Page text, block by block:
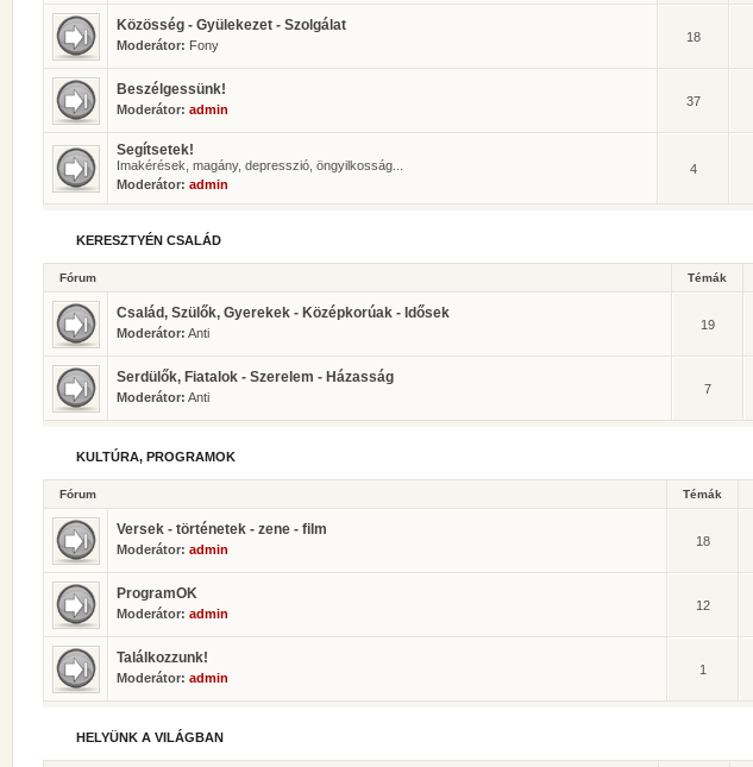
Közösség - Gyülekezet - Szolgálat
Moderátor: Fony
18
Beszélgessünk!
Moderátor: admin
37
Segítsetek!
Imakérések, magány, depresszió, öngyilkosság...
Moderátor: admin
4
KERESZTYÉN CSALÁD
Fórum Témák
Család, Szülők, Gyerekek - Középkorúak - Idősek
Moderátor: Anti
19
Serdülők, Fiatalok - Szerelem - Házasság
Moderátor: Anti
7
KULTÚRA, PROGRAMOK
Fórum Témák
Versek - történetek - zene - film
Moderátor: admin
18
ProgramOK
Moderátor: admin
12
Találkozzunk!
Moderátor: admin
1
HELYÜNK A VILÁGBAN